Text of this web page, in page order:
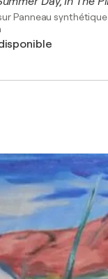
Panneau synthétique